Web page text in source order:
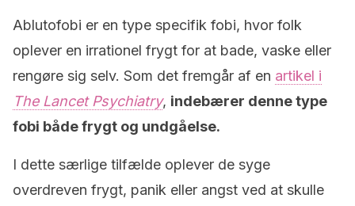
Ablutofobi er en type specifik fobi, hvor folk
oplever en irrationel frygt for at bade, vaske eller
rengøre sig selv. Som det fremgår af en artikel i
The Lancet Psychiatry, indebærer denne type
fobi både frygt og undgåelse.
I dette særlige tilfælde oplever de syge
overdreven frygt, panik eller angst ved at skulle